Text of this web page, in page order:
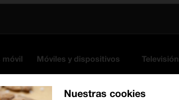
móvil Móviles y dispositivos Televisión
Nuestras cookies